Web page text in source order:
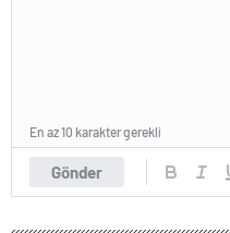
Gönder
En az 10 karakter gerekli